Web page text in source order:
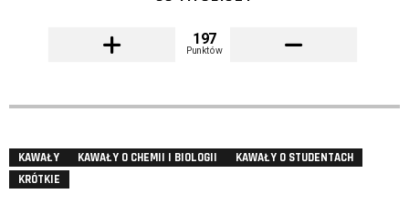
197
Punktów
KAWAŁY KAWAŁY O CHEMII I BIOLOGII
KAWAŁY O STUDENTACH
KRÓTKIE